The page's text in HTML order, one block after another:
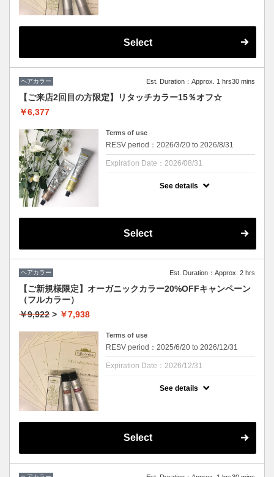
ご新規様限定・期間限定キャンペーンとなり
Select
ヘアカラー Est. Duration：Approx. 1 hrs30 mins
【ご来店2回目の方限定】リタッチカラー15％オフ☆
￥6,377
Terms of use
RESV period：2026/3/20 to 2026/8/31
Expiration Date：2026/08/31
②前回の当店でのカラーから2ヶ月以内にご
クーポンについて
Cu二子玉川店にて、ヘアカラー施術が2回目
の方に限りリタッチカラーが15％オフになる
クーポンです。是非ご活用下さい☆
前回の当店でのカラーリングが2ヶ月以内の
See details
Select
ヘアカラー Est. Duration：Approx. 2 hrs
【ご新規様限定】オーガニックカラー20%OFFキャンペーン
（フルカラー）
￥9,922 > ￥7,938
Terms of use
RESV period：2025/6/20 to 2026/12/31
Expiration Date：2026/12/31
☆期間延長しました☆
ご新規様限定・期間限定キャンペーンとなり
See details
Select